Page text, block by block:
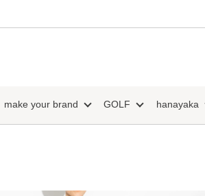
make your brand GOLF hanayaka